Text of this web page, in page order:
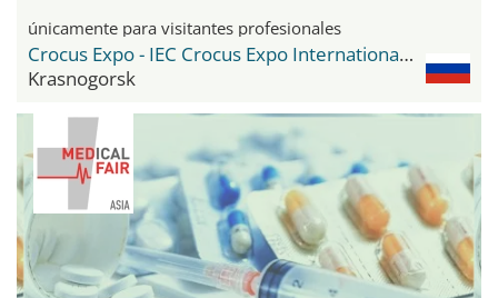
únicamente para visitantes profesionales
Crocus Expo - IEC Crocus Expo International Exhibition Centre
Krasnogorsk